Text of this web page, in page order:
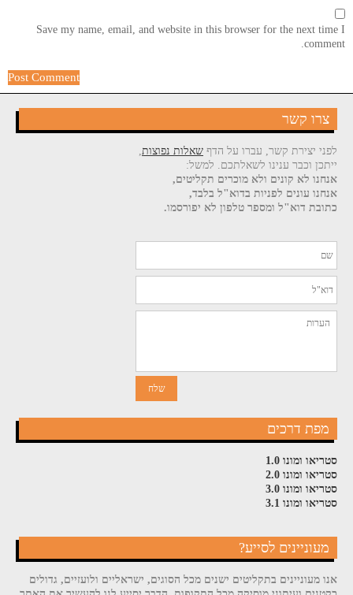
Save my name, email, and website in this browser for the next time I
comment.
צרו קשר
לפני יצירת קשר, עברו על הדף שאלות נפוצות,
ייתכן וכבר ענינו לשאלתכם. למשל:
אנחנו לא קונים ולא מוכרים תקליטים,
אנחנו עונים לפניות בדוא"ל בלבד,
כתובת דוא"ל ומספר טלפון לא יפורסמו.
מפת דרכים
סטריאו ומונו 1.0
סטריאו ומונו 2.0
סטריאו ומונו 3.0
סטריאו ומונו 3.1
מעוניינים לסייע?
אנו מעוניינים בתקליטים ישנים מכל הסוגים, ישראליים ולועזיים, גדולים